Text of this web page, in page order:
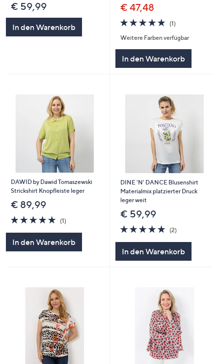
€ 59,99
In den Warenkorb
€ 47,48
5.0
von
5
(1)1
Weitere Farben verfügbar
In den Warenkorb
DAWID by Dawid Tomaszewski
Strickshirt Knopfleiste leger
€ 89,99
5.0
von
(1)1
In den Warenkorb
DINE 'N' DANCE Blusenshirt
Materialmix platzierter Druck
leger weit
€ 59,99
5.0
von
(2)2
In den Warenkorb